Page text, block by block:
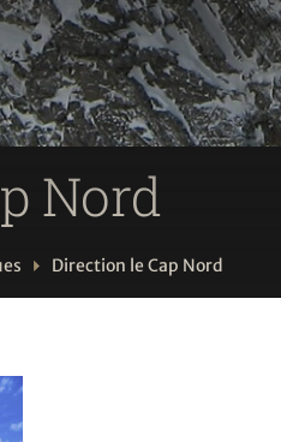
Nord
Direction le Cap Nord